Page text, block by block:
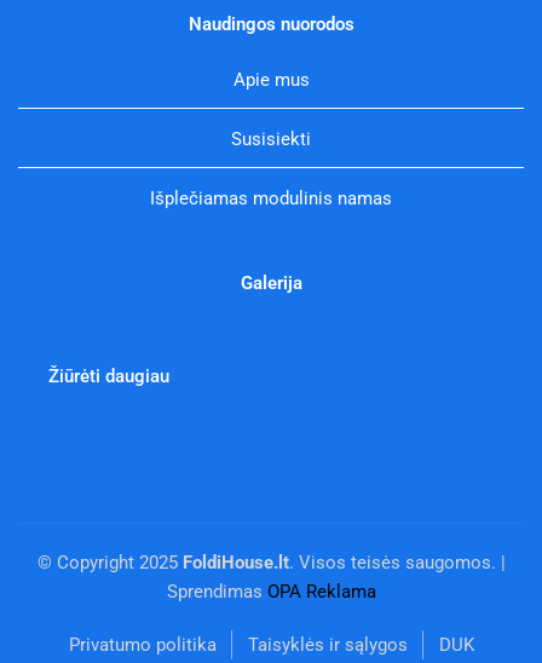
Naudingos nuorodos
Apie mus
Susisiekti
Išplečiamas modulinis namas
Galerija
Žiūrėti daugiau
© Copyright 2025 FoldiHouse.lt. Visos teisės saugomos. |
Sprendimas OPA Reklama
Privatumo politika Taisyklės ir sąlygos DUK